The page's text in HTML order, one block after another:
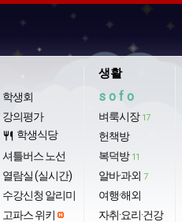
학생회
강의평가
restaurant 학생식당
셔틀버스 노선
열람실 (실시간)
수강신청 알리미
고파스 위키
생활
sofo
벼룩시장 17
헌책방
복덕방 11
알바·과외 7
여행·해외
자취·요리·건강